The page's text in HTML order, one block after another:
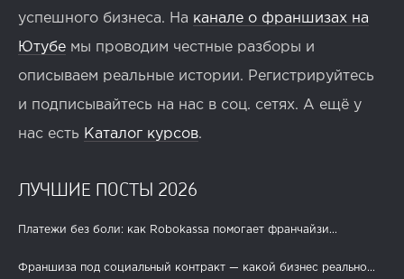
успешного бизнеса. На канале о франшизах на
Ютубе мы проводим честные разборы и
описываем реальные истории. Регистрируйтесь
и подписывайтесь на нас в соц. сетях. А ещё у
нас есть Каталог курсов.
ЛУЧШИЕ ПОСТЫ 2026
Платежи без боли: как Robokassa помогает франчайзи...
Франшиза под социальный контракт — какой бизнес реально...